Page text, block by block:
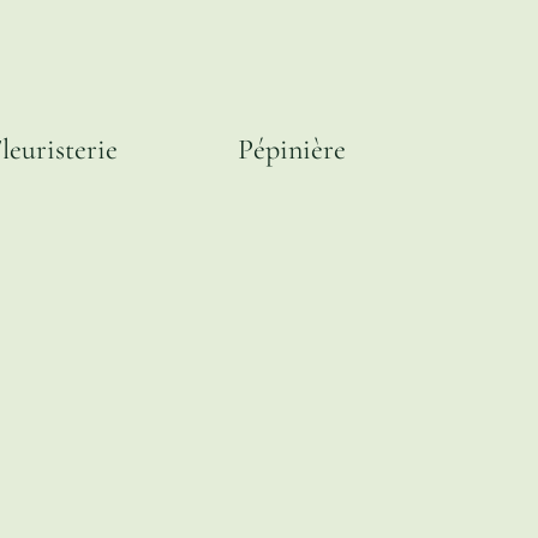
Pépinière